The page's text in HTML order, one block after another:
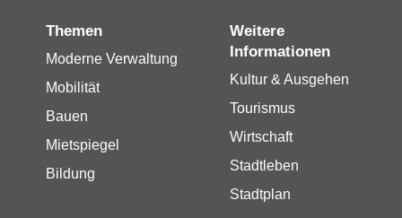
Themen
Moderne Verwaltung
Mobilität
Bauen
Mietspiegel
Bildung
Weitere
Informationen
Kultur & Ausgehen
Tourismus
Wirtschaft
Stadtleben
Stadtplan